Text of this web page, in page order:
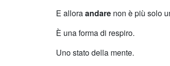
E alloraandare non è più solo
È una forma di respiro.
Uno stato della mente.